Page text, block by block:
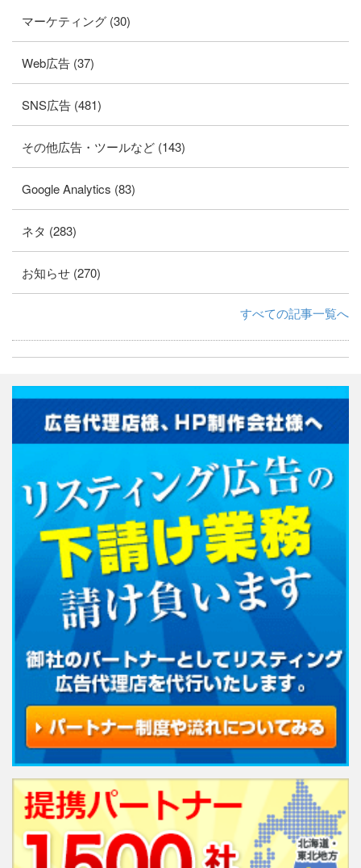
マーケティング (30)
Web広告 (37)
SNS広告 (481)
その他広告・ツールなど (143)
Google Analytics (83)
ネタ (283)
お知らせ (270)
すべての記事一覧へ